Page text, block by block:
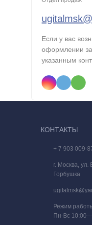
Если у вас
оформлении
указанным
КОНТАКТЫ
+ 7 903 009-
г. Москва,
Горбушка
Режим
Пн-Вс